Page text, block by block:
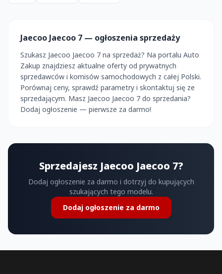
Jaecoo Jaecoo 7 — ogłoszenia sprzedaży
Szukasz Jaecoo Jaecoo 7 na sprzedaż? Na portalu Auto
Zakup znajdziesz aktualne oferty od prywatnych
sprzedawców i komisów samochodowych z całej Polski.
Porównaj ceny, sprawdź parametry i skontaktuj się ze
sprzedającym. Masz Jaecoo Jaecoo 7 do sprzedania?
Dodaj ogłoszenie — pierwsze za darmo!
Sprzedajesz Jaecoo Jaecoo 7?
Dodaj ogłoszenie za darmo i dotrzyj do kupujących
szukających tego modelu.
Dodaj ogłoszenie za darmo